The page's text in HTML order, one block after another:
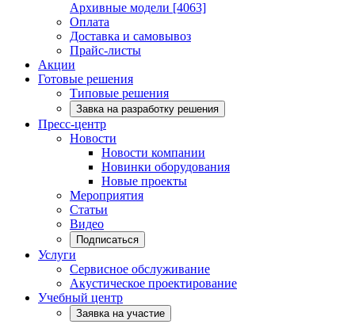
Архивные модели [4063]
Оплата
Доставка и самовывоз
Прайс-листы
Акции
Готовые решения
Типовые решения
Завка на разработку решения
Пресс-центр
Новости
Новости компании
Новинки оборудования
Новые проекты
Мероприятия
Статьи
Видео
Подписаться
Услуги
Сервисное обслуживание
Акустическое проектирование
Учебный центр
Заявка на участие